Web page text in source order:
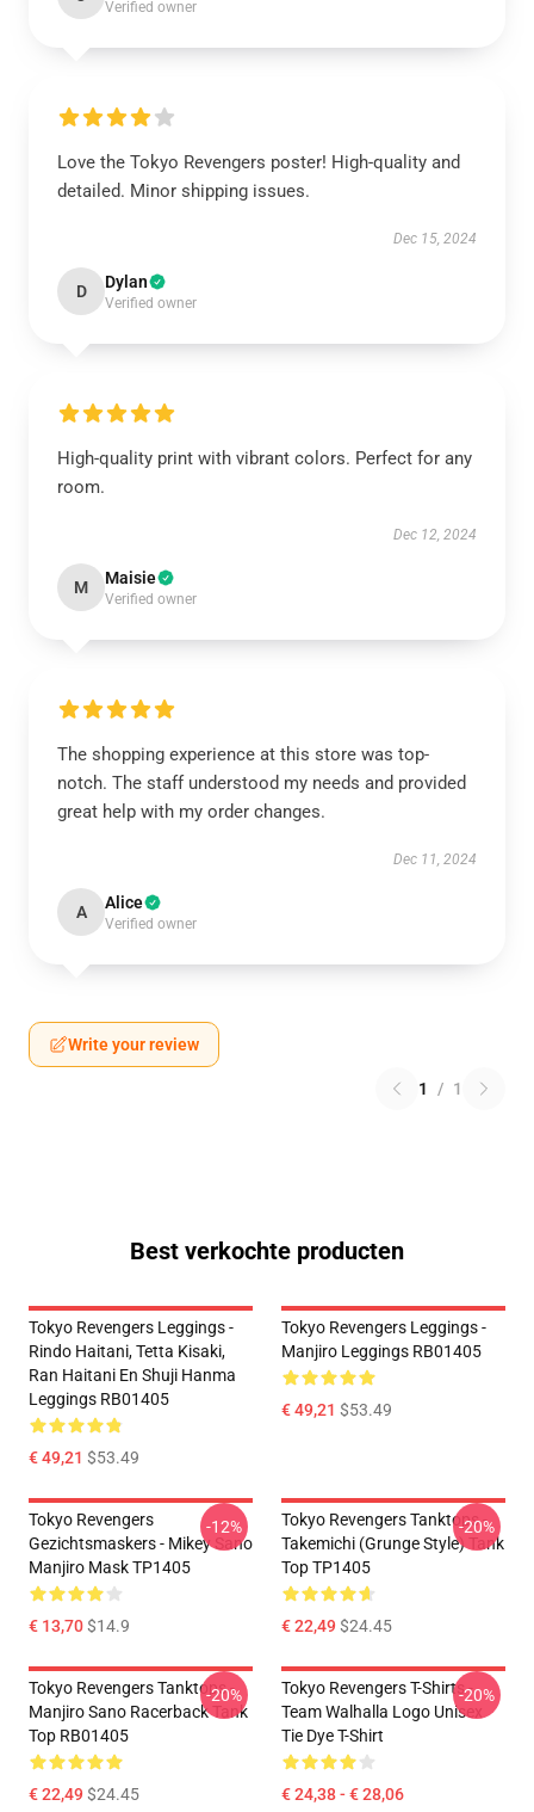
Verified owner
Love the Tokyo Revengers poster! High-quality and
detailed. Minor shipping issues.
Dec 15, 2024
D Dylan
Verified owner
High-quality print with vibrant colors. Perfect for any
room.
Dec 12, 2024
M Maisie
Verified owner
The shopping experience at this store was top-
notch. The staff understood my needs and provided
great help with my order changes.
Dec 11, 2024
A Alice
Verified owner
Write your review
1 / 1
Best verkochte producten
Tokyo Revengers Leggings -
Rindo Haitani, Tetta Kisaki,
Ran Haitani En Shuji Hanma
Leggings RB01405
€ 49,21 $53.49
Tokyo Revengers Leggings -
Manjiro Leggings RB01405
€ 49,21 $53.49
Tokyo Revengers
Gezichtsmaskers - Mikey Sano
Manjiro Mask TP1405
€ 13,70$14.9
-12%
Tokyo Revengers Tanktops -
Takemichi (Grunge Style) Tank
Top TP1405
€ 22,49$24.45
-20%
Tokyo Revengers Tanktops -
Manjiro Sano Racerback Tank
Top RB01405
€ 22,49$24.45
-20%
Tokyo Revengers T-Shirts -
Team Walhalla Logo Unisex
Tie Dye T-Shirt
€ 24,38 - € 28,06
-20%